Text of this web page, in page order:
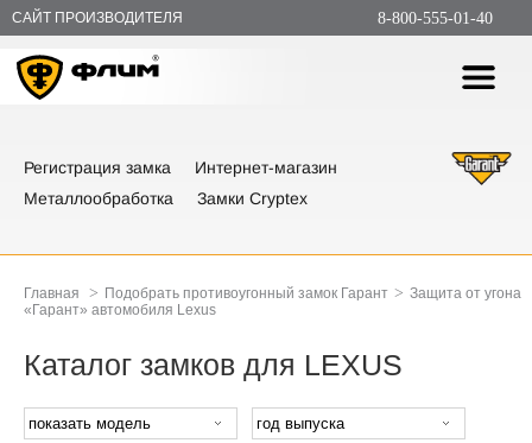
САЙТ ПРОИЗВОДИТЕЛЯ 8-800-555-01-40
Регистрация замка
Интернет-магазин
Металлообработка
Замки Cryptex
Главная > Подобрать противоугонный замок Гарант > Защита от угона
«Гарант» автомобиля Lexus
Каталог замков для LEXUS